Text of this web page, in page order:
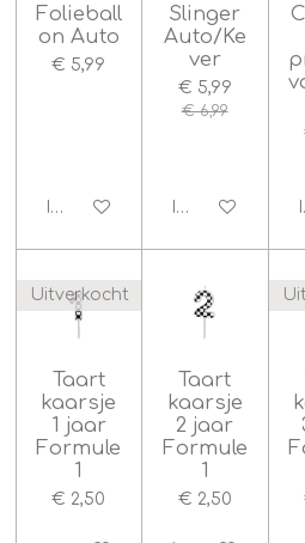
Folieball
on Auto
€ 5,99
In winkelwagen
Slinger
Auto/Ke
ver
€ 5,99
€ 6,99
In winkelwagen
Uitverkocht
Taart
kaarsje
1 jaar
Formule
1
€ 2,50
Taart
kaarsje
2 jaar
Formule
1
€ 2,50